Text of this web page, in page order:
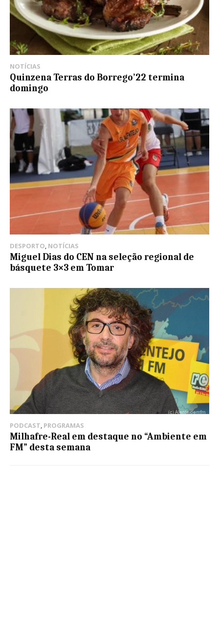
NOTÍCIAS
Quinzena Terras do Borrego’22 termina
domingo
DESPORTO, NOTÍCIAS
Miguel Dias do CEN na seleção regional de
básquete 3×3 em Tomar
PODCAST, PROGRAMAS
Milhafre-Real em destaque no “Ambiente em
FM” desta semana